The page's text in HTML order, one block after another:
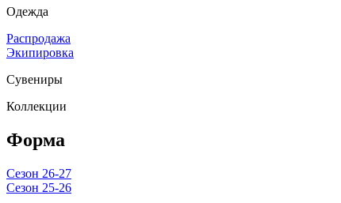
Одежда
Распродажа
Экипировка
Сувениры
Коллекции
Форма
Сезон 26-27
Сезон 25-26